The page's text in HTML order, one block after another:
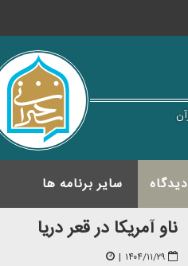
دیدگاه سایر برنامه ها
ناو آمریکا در قعر دریا
۱۴۰۴/۱۱/۲۹ |